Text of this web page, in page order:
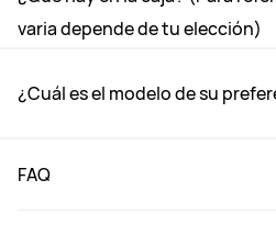
varia depende de tu elección)
¿Cuál es el modelo de su
FAQ